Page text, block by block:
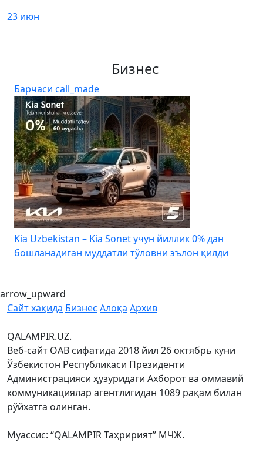
23 июн
Бизнес
Барчаси call_made
Kia Uzbekistan – Kia Sonet учун йиллик 0% дан
бошланадиган муддатли тўловни эълон қилди
arrow_upward
Сайт хақида Бизнес Алоқа Архив
QALAMPIR.UZ.
Веб-сайт ОАВ сифатида 2018 йил 26 октябрь куни
Ўзбекистон Республикаси Президенти
Администрацияси ҳузуридаги Ахборот ва оммавий
коммуникациялар агентлигидан 1089 рақам билан
рўйхатга олинган.
Муассис: “QALAMPIR Таҳририят” МЧЖ.